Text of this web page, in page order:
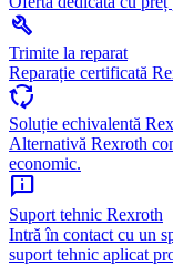
build
Trimite la reparat
Reparație certificată
cycle
Soluție echivalentă
Alternativă Rexroth
economic.
chat_info
Suport tehnic Rexroth
Intră în contact cu un
suport tehnic aplicat